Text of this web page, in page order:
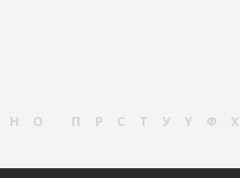
Н О П Р С Т У Ү Ф Х